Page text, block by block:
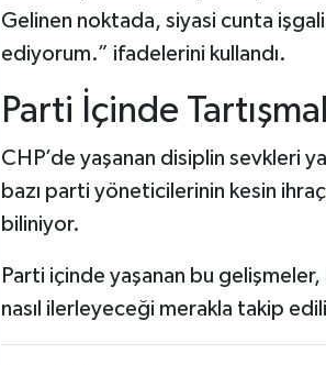
Gelinen noktada, siyasi cunta
ediyorum.” ifadelerini kullandı.
Parti İçinde
CHP’de yaşanan disiplin sevkleri
bazı parti yöneticilerinin kesin
biliniyor.
Parti içinde yaşanan bu gelişmeler,
nasıl ilerleyeceği merakla takip